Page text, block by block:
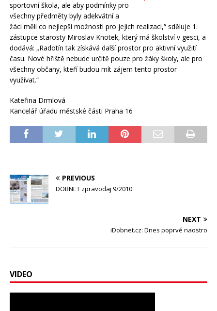
sportovní škola, ale aby podmínky pro
všechny předměty byly adekvátní a
žáci měli co nejlepší možnosti pro jejich realizaci,“ sděluje 1.
zástupce starosty Miroslav Knotek, který má školství v gesci, a
dodává: „Radotín tak získává další prostor pro aktivní využití
času. Nové hřiště nebude určitě pouze pro žáky školy, ale pro
všechny občany, kteří budou mít zájem tento prostor
využívat.“
Kateřina Drmlová
Kancelář úřadu městské části Praha 16
PREVIOUS
DOBNET zpravodaj 9/2010
NEXT
iDobnet.cz: Dnes poprvé naostro
VIDEO